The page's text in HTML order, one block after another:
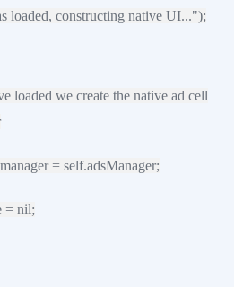
constructing native UI...");
loaded we create the native ad cell
= self.adsManager;
= nil;